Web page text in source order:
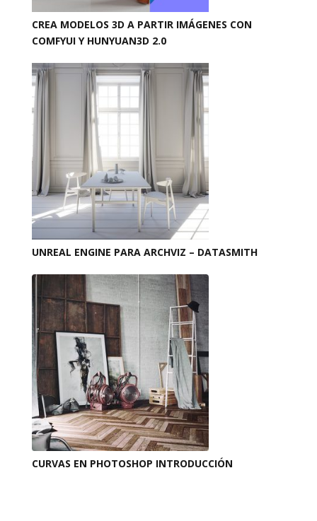
CREA MODELOS 3D A PARTIR IMÁGENES CON
COMFYUI Y HUNYUAN3D 2.0
UNREAL ENGINE PARA ARCHVIZ – DATASMITH
CURVAS EN PHOTOSHOP INTRODUCCIÓN